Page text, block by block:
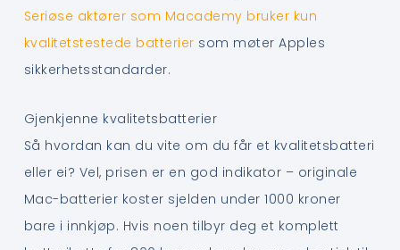
Seriøse aktører som Macademy bruker kun
kvalitetstestede batterier som møter Apples
sikkerhetsstandarder.
Gjenkjenne kvalitetsbatterier
Så hvordan kan du vite om du får et kvalitetsbatteri
eller ei? Vel, prisen er en god indikator – originale
Mac-batterier koster sjelden under 1000 kroner
bare i innkjøp. Hvis noen tilbyr deg et komplett